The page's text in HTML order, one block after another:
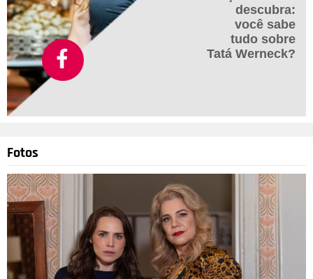
descubra:
você sabe
tudo sobre
Tatá Werneck?
Fotos